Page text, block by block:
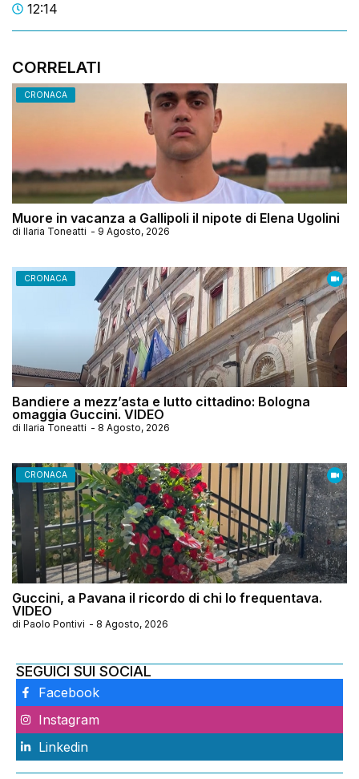
12:14
CORRELATI
CRONACA
Muore in vacanza a Gallipoli il nipote di Elena Ugolini
di Ilaria Toneatti - 9 Agosto, 2026
CRONACA
Bandiere a mezz’asta e lutto cittadino: Bologna
omaggia Guccini. VIDEO
di Ilaria Toneatti - 8 Agosto, 2026
CRONACA
Guccini, a Pavana il ricordo di chi lo frequentava.
VIDEO
di Paolo Pontivi - 8 Agosto, 2026
SEGUICI SUI SOCIAL
Facebook
Instagram
Linkedin